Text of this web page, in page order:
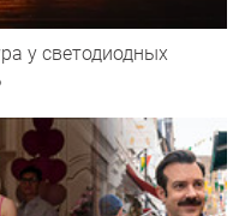
у светодиодных